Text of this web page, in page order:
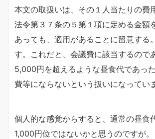
本文の取扱いは、その１人当たりの費
法令第３７条の５第１項に定める金額
あっても、適用があることに留意する
す。これだと、会議費に該当するので
5,000円を超えるような昼食代であっ
費等にならないという扱いになってい
個人的な感覚からすると、通常の昼食
1,000円位ではないかと思うのですが。